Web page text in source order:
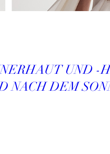
UND -
NACH DEM